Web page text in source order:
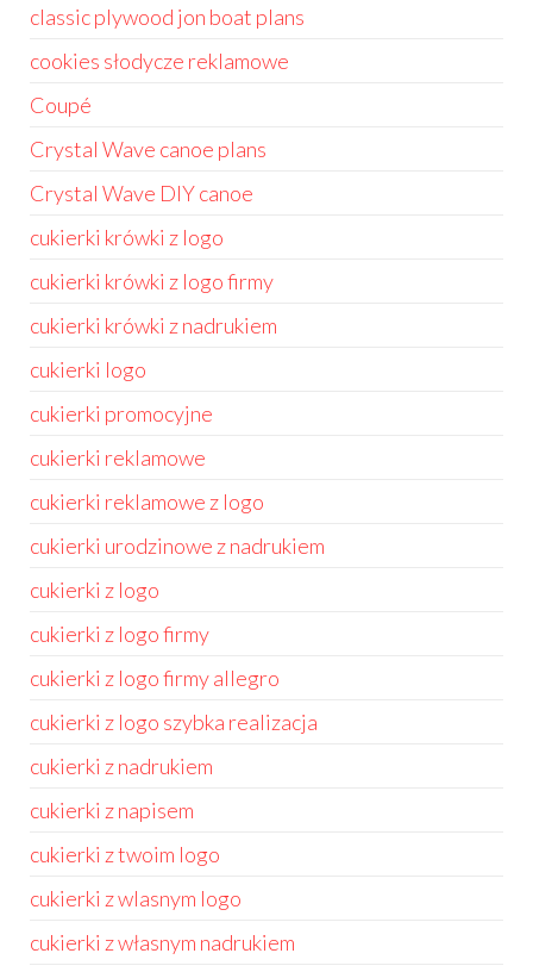
classic plywood jon boat plans
cookies słodycze reklamowe
Coupé
Crystal Wave canoe plans
Crystal Wave DIY canoe
cukierki krówki z logo
cukierki krówki z logo firmy
cukierki krówki z nadrukiem
cukierki logo
cukierki promocyjne
cukierki reklamowe
cukierki reklamowe z logo
cukierki urodzinowe z nadrukiem
cukierki z logo
cukierki z logo firmy
cukierki z logo firmy allegro
cukierki z logo szybka realizacja
cukierki z nadrukiem
cukierki z napisem
cukierki z twoim logo
cukierki z wlasnym logo
cukierki z własnym nadrukiem